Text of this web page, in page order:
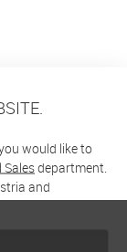
would like to
department.
and